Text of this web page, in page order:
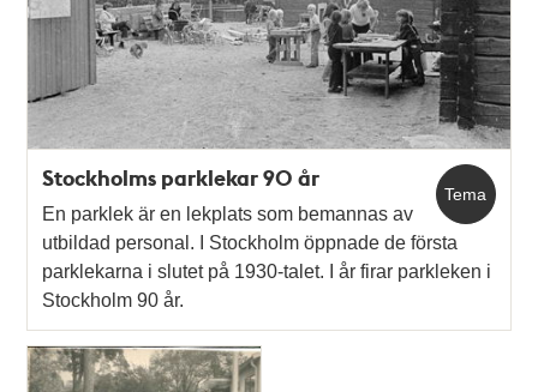
Tema
Stockholms parklekar 90 år
En parklek är en lekplats som bemannas av
utbildad personal. I Stockholm öppnade de första
parklekarna i slutet på 1930-talet. I år firar parkleken i
Stockholm 90 år.